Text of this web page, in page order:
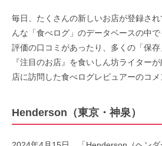
毎日、たくさんの新しいお店が登録さ
んな「食べログ」のデータベースの中
評価の口コミがあったり、多くの「保
『注目のお店』を食いしん坊ライター
店に訪問した食べログレビュアーのコメ
Henderson（東京・神泉）